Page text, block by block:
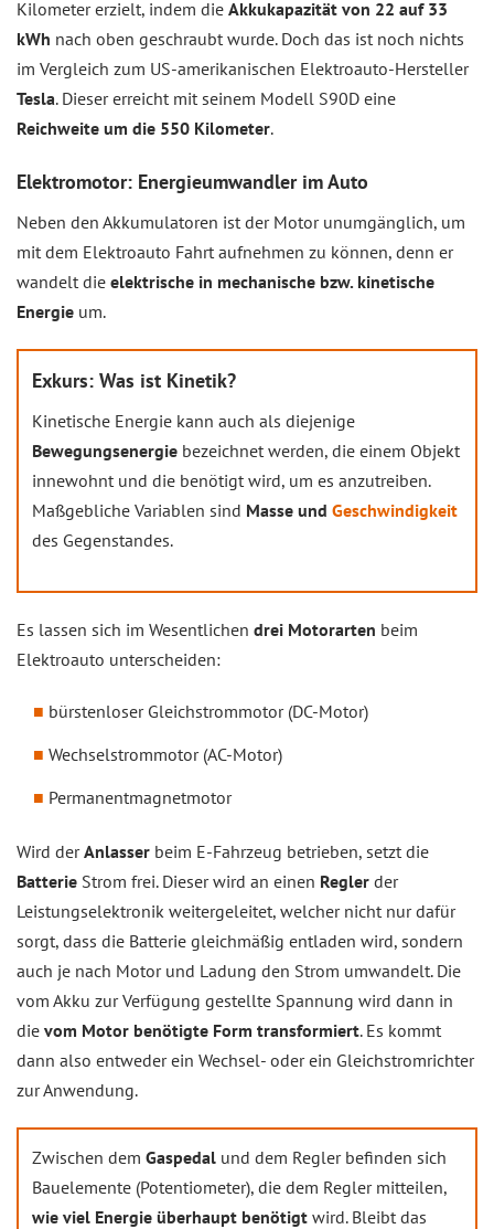
Kilometer erzielt, indem die Akkukapazität von 22 auf 33
kWh nach oben geschraubt wurde. Doch das ist noch nichts
im Vergleich zum US-amerikanischen Elektroauto-Hersteller
Tesla. Dieser erreicht mit seinem Modell S90D eine
Reichweite um die 550 Kilometer.
Elektromotor: Energieumwandler im Auto
Neben den Akkumulatoren ist der Motor unumgänglich, um
mit dem Elektroauto Fahrt aufnehmen zu können, denn er
wandelt die elektrische in mechanische bzw. kinetische
Energie um.
Exkurs: Was ist Kinetik?
Kinetische Energie kann auch als diejenige
Bewegungsenergie bezeichnet werden, die einem Objekt
innewohnt und die benötigt wird, um es anzutreiben.
Maßgebliche Variablen sind Masse und Geschwindigkeit
des Gegenstandes.
Es lassen sich im Wesentlichen drei Motorarten beim
Elektroauto unterscheiden:
bürstenloser Gleichstrommotor (DC-Motor)
Wechselstrommotor (AC-Motor)
Permanentmagnetmotor
Wird derAnlasser beim E-Fahrzeug betrieben, setzt die
Batterie Strom frei. Dieser wird an einen Regler der
Leistungselektronik weitergeleitet, welcher nicht nur dafür
sorgt, dass die Batterie gleichmäßig entladen wird, sondern
auch je nach Motor und Ladung den Strom umwandelt. Die
vom Akku zur Verfügung gestellte Spannung wird dann in
die vom Motor benötigte Form transformiert. Es kommt
dann also entweder ein Wechsel- oder ein Gleichstromrichter
zur Anwendung.
Zwischen dem Gaspedal und dem Regler befinden sich
Bauelemente (Potentiometer), die dem Regler mitteilen,
wie viel Energie überhaupt benötigt wird. Bleibt das